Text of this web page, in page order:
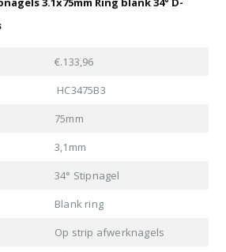
€.133,96
HC3475B3
75mm
3,1mm
34° Stipnagel
Blank ring
Op strip afwerknagels